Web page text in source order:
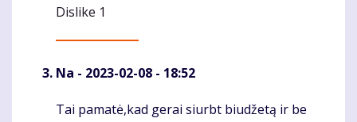
Dislike 1
Na - 2023-02-08 - 18:52
Komentaras
Tai pamatė,kad gerai siurbt biudžetą ir be